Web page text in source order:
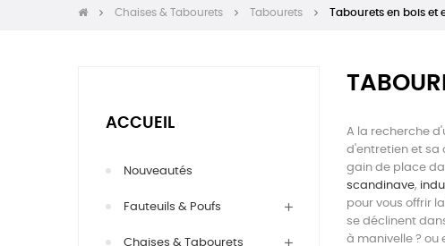
Chaises & Tabourets Tabourets Tabourets en bois et
ACCUEIL
Nouveautés
Fauteuils & Poufs
Chaises & Tabourets
A la recherche
d'entretien et sa
gain de place
scandinave,
pour vous offrir
se déclinent
à manivelle ? ou